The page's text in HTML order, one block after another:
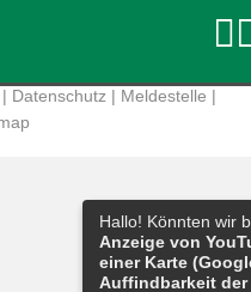
| Datenschutz | Meldestelle |
Hallo! Könnten wir
Anzeige von
einer Karte
Auffindbarkeit der